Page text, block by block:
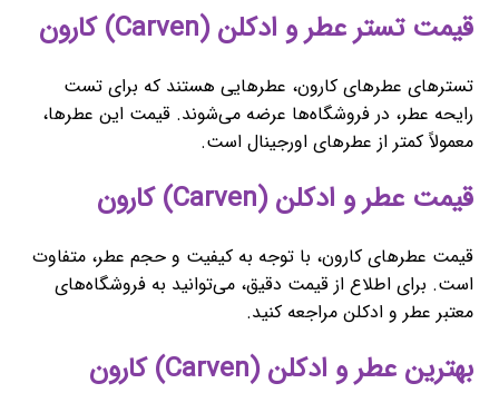
قیمت تستر عطر و ادکلن (Carven) کارون
تسترهای عطرهای کارون، عطرهایی هستند که برای تست
رایحه عطر، در فروشگاه‌ها عرضه می‌شوند. قیمت این عطرها،
معمولاً کمتر از عطرهای اورجینال است.
قیمت عطر و ادکلن (Carven) کارون
قیمت عطرهای کارون، با توجه به کیفیت و حجم عطر، متفاوت
است. برای اطلاع از قیمت دقیق، می‌توانید به فروشگاه‌های
معتبر عطر و ادکلن مراجعه کنید.
بهترین عطر و ادکلن (Carven) کارون